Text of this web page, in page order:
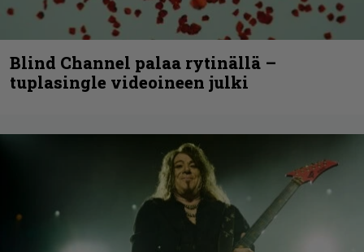
Blind Channel palaa rytinällä –
tuplasingle videoineen julki